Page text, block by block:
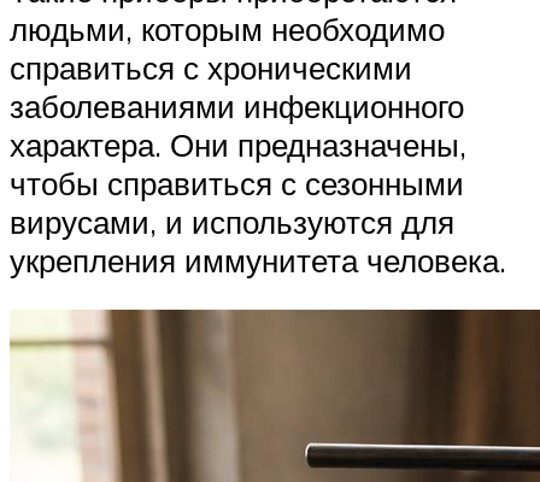
людьми, которым необходимо
справиться с хроническими
заболеваниями инфекционного
характера. Они предназначены,
чтобы справиться с сезонными
вирусами, и используются для
укрепления иммунитета человека.